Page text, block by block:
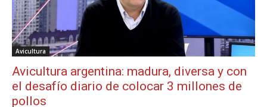
Avicultura
Avicultura argentina: madura, diversa y con
el desafío diario de colocar 3 millones de
pollos